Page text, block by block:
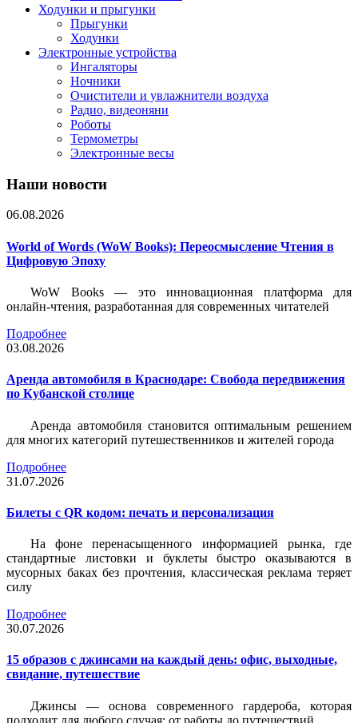
Ходунки и прыгунки
Прыгунки
Ходунки
Электронные устройства
Ингаляторы
Ночники
Очистители и увлажнители воздуха
Радио, видеоняни
Роботы
Термометры
Электронные весы
Наши новости
06.08.2026
World of Words (WoW Books): Переосмысление Чтения в
Цифровую Эпоху
WoW Books — это инновационная платформа для
онлайн-чтения, разработанная для современных читателей
Подробнее
03.08.2026
Аренда автомобиля в Краснодаре: Свобода передвижения
по Кубанской столице
Аренда автомобиля становится оптимальным решением
для многих категорий путешественников и жителей города
Подробнее
31.07.2026
Билеты c QR кодом: печать и персонализация
На фоне перенасыщенного информацией рынка, где
стандартные листовки и буклеты быстро оказываются в
мусорных баках без прочтения, классическая реклама теряет
силу
Подробнее
30.07.2026
15 образов с джинсами на каждый день: офис, выходные,
свидание, путешествие
Джинсы — основа современного гардероба, которая
подходит для любого случая: от работы до путешествий